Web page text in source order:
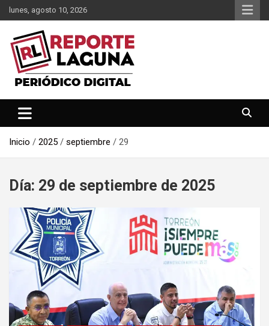
Saltar
al
contenido
lunes, agosto 10, 2026
Reporte Laguna
Inicio 2025 septiembre 29
Día: 29 de septiembre de 2025